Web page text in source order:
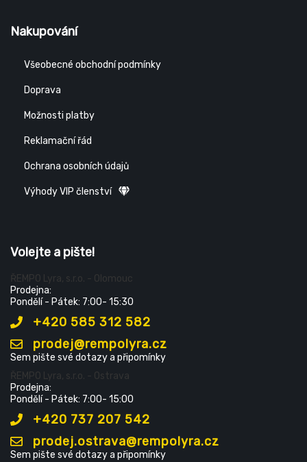
Nakupování
Všeobecné obchodní podmínky
Doprava
Možnosti platby
Reklamační řád
Ochrana osobních údajů
Výhody VIP členství
Volejte a pište!
ŘEMPO Lyra, s.r.o. - Olomouc
Prodejna:
Pondělí - Pátek: 7:00- 15:30
+420 585 312 582
prodej@rempolyra.cz
Sem pište své dotazy a připomínky
ŘEMPO Lyra, s.r.o. - Ostrava
Prodejna:
Pondělí - Pátek: 7:00- 15:00
+420 737 207 542
prodej.ostrava@rempolyra.cz
Sem pište své dotazy a připomínky